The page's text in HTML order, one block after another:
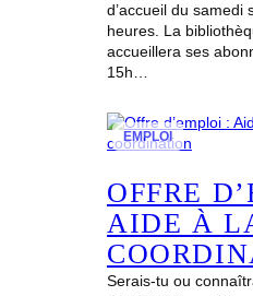
d’accueil du samedi
heures. La
accueillera ses
15h…
EMPLOI
OFFRE
AIDE À
Serais-tu ou